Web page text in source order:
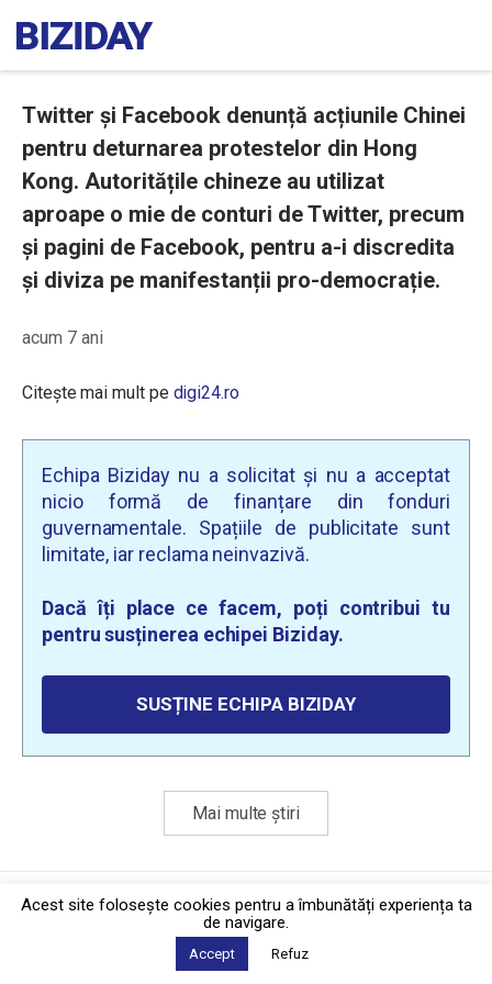
Twitter și Facebook denunță acțiunile Chinei
pentru deturnarea protestelor din Hong
Kong. Autoritățile chineze au utilizat
aproape o mie de conturi de Twitter, precum
și pagini de Facebook, pentru a-i discredita
și diviza pe manifestanții pro-democrație.
acum 7 ani
Citește mai mult pe digi24.ro
Echipa Biziday nu a solicitat și nu a acceptat
nicio formă de finanțare din fonduri
guvernamentale. Spațiile de publicitate sunt
limitate, iar reclama neinvazivă.
Dacă îți place ce facem, poți contribui tu
pentru susținerea echipei Biziday.
SUSȚINE ECHIPA BIZIDAY
Mai multe știri
Politica de confidențialitate·Contact
2026 © Biziday
Acest site foloseşte cookies pentru a îmbunătăți experiența ta
de navigare.
Accept Refuz